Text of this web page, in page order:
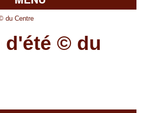
du Centre
d'été © du